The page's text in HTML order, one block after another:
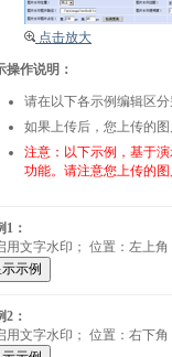
点击放大
操作说明：
请在以下各示例编辑区
如果上传后，您上传的
注意：以下示例，基于
功能。请注意您上传的
1：
用文字水印； 位置：左上
2：
用文字水印； 位置：右下